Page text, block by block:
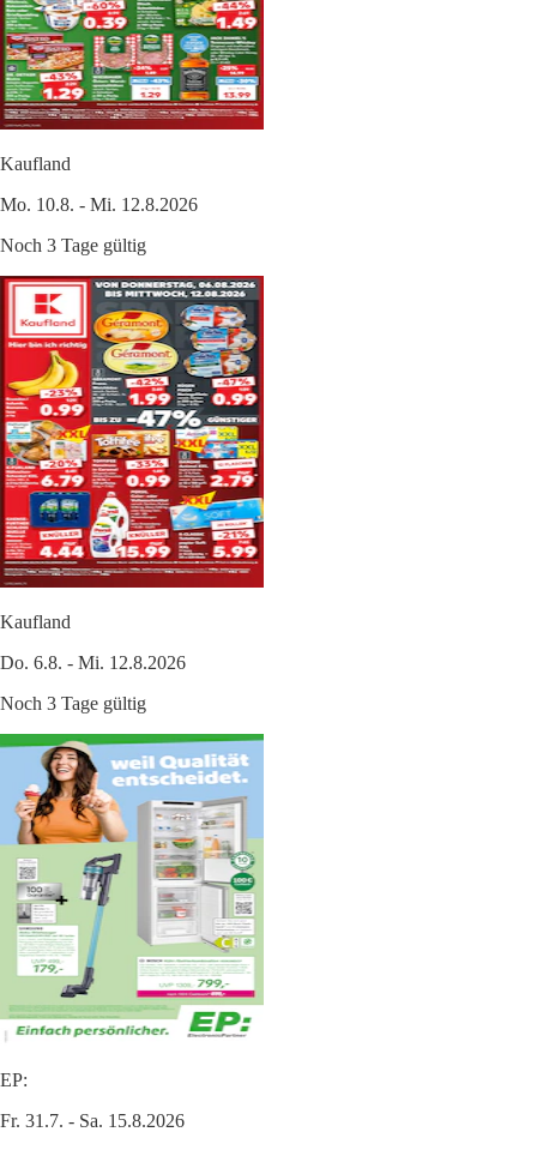
Kaufland
Mo. 10.8. - Mi. 12.8.2026
Noch 3 Tage gültig
Kaufland
Do. 6.8. - Mi. 12.8.2026
Noch 3 Tage gültig
EP:
Fr. 31.7. - Sa. 15.8.2026